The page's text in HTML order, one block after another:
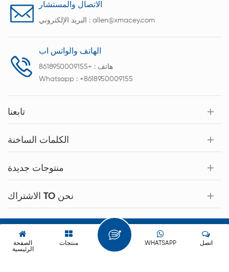
الاتصال والمستشار
البريد الإلكتروني : allen@xmacey.com
الهاتف والواتس اب
هاتف : +8618950009155
Whatsapp : +8618950009155
تابعنا
الكلمات الساخنة
منتوجات جديدة
الاشتراك TO نحن
حقوق النشر © 2026 Xiamen Acey New Energy Technology Co.,Ltd.
كل الحقوق محفوظة.
الصفحة
الرئيسية
منتجات اتصل WHATSAPP